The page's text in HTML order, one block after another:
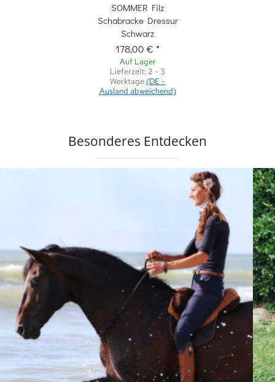
SOMMER Filz
Schabracke Dressur
Schwarz
178,00 € *
Auf Lager
Lieferzeit: 2 - 3
Werktage (DE -
Ausland abweichend)
Besonderes Entdecken